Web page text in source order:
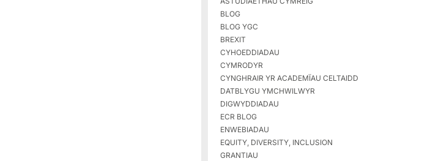
BLOG
BLOG YGC
BREXIT
CYHOEDDIADAU
CYMRODYR
CYNGHRAIR YR ACADEMÏAU CELTAIDD
DATBLYGU YMCHWILWYR
DIGWYDDIADAU
ECR BLOG
ENWEBIADAU
EQUITY, DIVERSITY, INCLUSION
GRANTIAU